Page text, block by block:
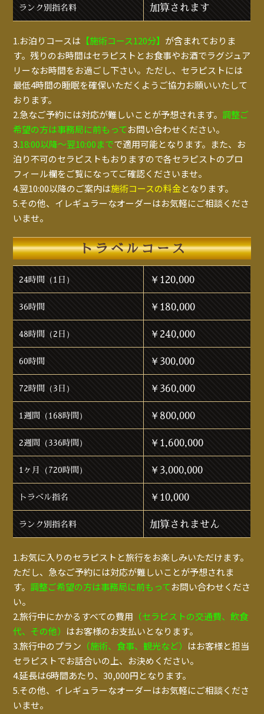
ランク別指名料 加算されます
1.お泊りコースは 【施術コース120分】 が含まれておりま
す。残りのお時間はセラピストとお食事やお酒でラグジュア
リーなお時間をお過ごし下さい。ただし、セラピストには
最低4時間の睡眠を確保いただくようご協力お願いいたして
おります。
2.急なご予約には対応が難しいことが予想されます。 調整ご
希望の方は事務局に前もってお問い合わせください。
3.18:00以降～翌10:00までで適用可能となります。また、お
泊り不可のセラピストもおりますので各セラピストのプロ
フィール欄をご覧になってご確認くださいませ。
4.翌10:00以降のご案内は施術コースの料金となります。
5.その他、イレギュラーなオーダーはお気軽にご相談くださ
いませ。
トラベルコース
24時間（1日） ￥120,000
36時間 ￥180,000
48時間（2日） ￥240,000
60時間 ￥300,000
72時間（3日） ￥360,000
1週間（168時間） ￥800,000
2週間（336時間） ￥1,600,000
1ヶ月（720時間） ￥3,000,000
トラベル指名 ￥10,000
ランク別指名料 加算されません
1.お気に入りのセラピストと旅行をお楽しみいただけます。
ただし、急なご予約には対応が難しいことが予想されま
す。 調整ご希望の方は事務局に前もってお問い合わせくださ
い。
2.旅行中にかかるすべての費用 （セラピストの交通費、飲食
代、その他） はお客様のお支払いとなります。
3.旅行中のプラン （施術、食事、観光など） はお客様と担当
セラピストでお話合いの上、お決めください。
4.延長は6時間あたり、30,000円となります。
5.その他、イレギュラーなオーダーはお気軽にご相談くださ
いませ。